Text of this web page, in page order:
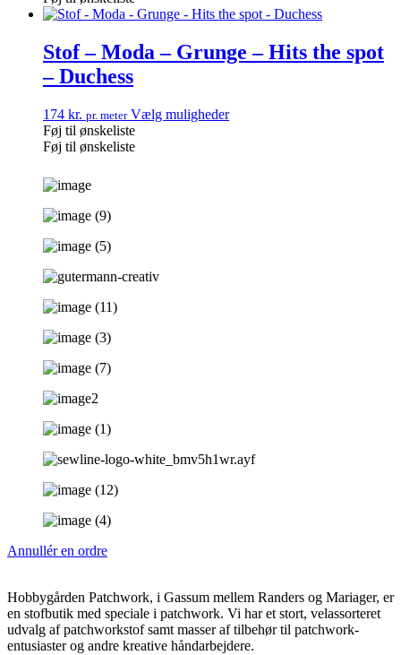
Stof – Moda – Grunge – Hits the spot
– Duchess
174 kr. pr. meter Vælg muligheder
Føj til ønskeliste
Føj til ønskeliste
Annullér en ordre
Hobbygården Patchwork, i Gassum mellem Randers og Mariager, er
en stofbutik med speciale i patchwork. Vi har et stort, velassorteret
udvalg af patchworkstof samt masser af tilbehør til patchwork-
entusiaster og andre kreative håndarbejdere.